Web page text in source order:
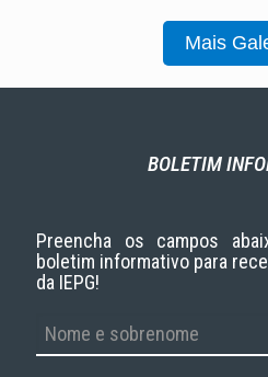
Mais
BOLETIM
Preencha os campos
boletim informativo para
da IEPG!